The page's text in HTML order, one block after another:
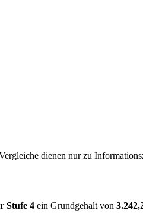
dienen nur zu
Stufe 4 ein Grundgehalt von